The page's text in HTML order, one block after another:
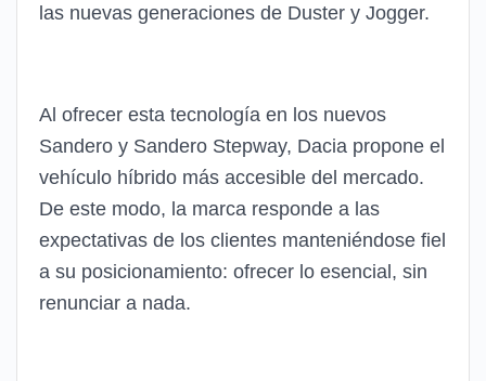
las nuevas generaciones de Duster y Jogger.
Al ofrecer esta tecnología en los nuevos
Sandero y Sandero Stepway, Dacia propone el
vehículo híbrido más accesible del mercado.
De este modo, la marca responde a las
expectativas de los clientes manteniéndose fiel
a su posicionamiento: ofrecer lo esencial, sin
renunciar a nada.